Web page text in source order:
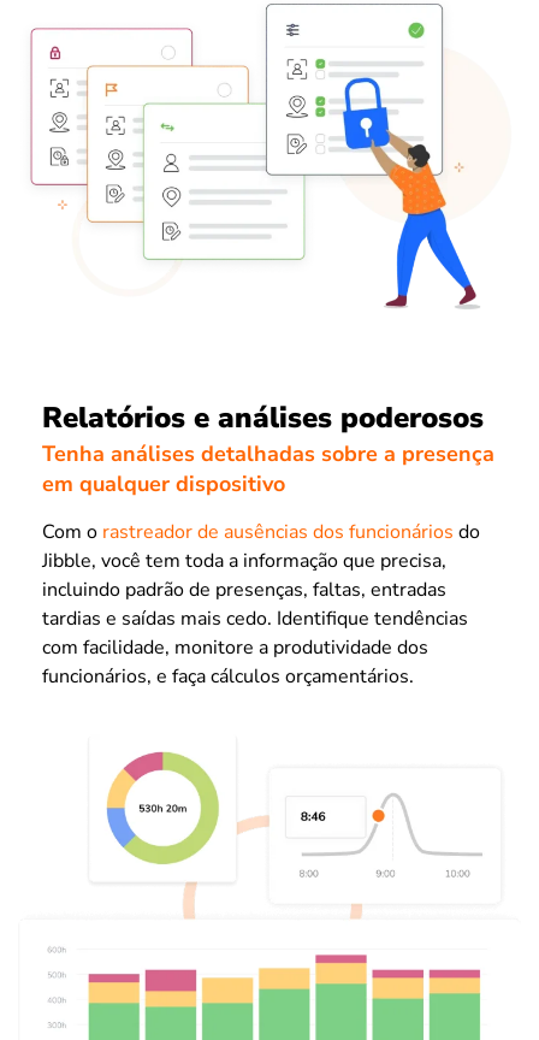
Relatórios e análises poderosos
Tenha análises detalhadas sobre a presença
em qualquer dispositivo
Com o rastreador de ausências dos funcionários do
Jibble, você tem toda a informação que precisa,
incluindo padrão de presenças, faltas, entradas
tardias e saídas mais cedo. Identifique tendências
com facilidade, monitore a produtividade dos
funcionários, e faça cálculos orçamentários.